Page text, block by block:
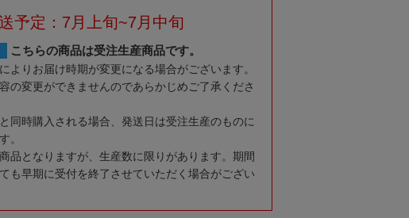
予定：7月上旬~7月中旬
こちらの商品は受注生産商品です。
よりお届け時期が変更になる場合がございます。
の変更ができませんのであらかじめご了承くださ
同時購入される場合、発送日は受注生産のものに
。
品となりますが、生産数に限りがあります。期間
も早期に受付を終了させていただく場合がござい